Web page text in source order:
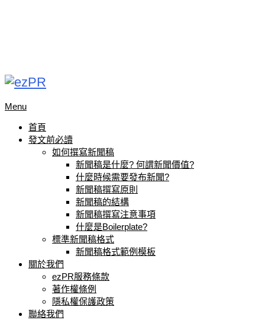
Menu
首頁
發文前必讀
如何撰寫新聞稿
新聞稿是什麼? 何謂新聞價值?
什麼時候需要發布新聞?
新聞稿撰寫原則
新聞稿的結構
新聞稿撰寫注意事項
什麼是Boilerplate?
標準新聞稿格式
新聞稿格式範例模板
關於我們
ezPR服務條款
著作權條例
隱私權保護政策
聯絡我們